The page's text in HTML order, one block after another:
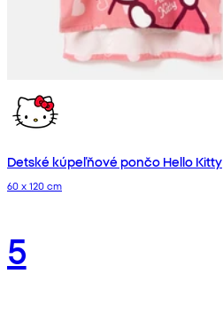
Detské kúpeľňové pončo Hello Kitty
60 x 120 cm
5